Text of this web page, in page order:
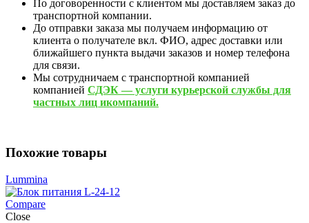
По договоренности с клиентом мы доставляем заказ до
транспортной компании.
До отправки заказа мы получаем информацию от
клиента о получателе вкл. ФИО, адрес доставки или
ближайшего пункта выдачи заказов и номер телефона
для связи.
Мы сотрудничаем с транспортной компанией
компанией СДЭК — услуги курьерской службы для
частных лиц икомпаний.
Похожие товары
Lummina
Compare
Close